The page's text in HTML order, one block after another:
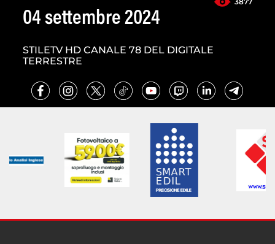
04 settembre 2024
STILETV HD CANALE 78 DEL DIGITALE
TERRESTRE